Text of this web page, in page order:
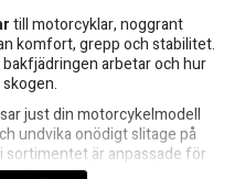
till motorcyklar, noggrant
komfort, grepp och stabilitet.
arbetar och hur
just din motorcykelmodell
undvika onödigt slitage på
sortimentet är anpassade för
och liknande körning.